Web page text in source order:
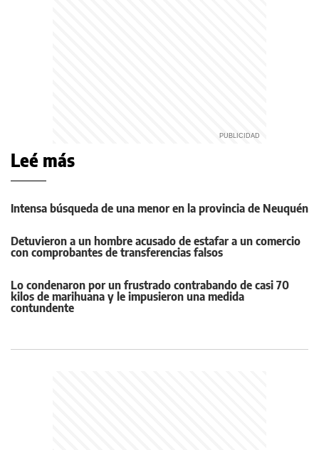
Leé más
Intensa búsqueda de una menor en la provincia de Neuquén
Detuvieron a un hombre acusado de estafar a un comercio
con comprobantes de transferencias falsos
Lo condenaron por un frustrado contrabando de casi 70
kilos de marihuana y le impusieron una medida
contundente